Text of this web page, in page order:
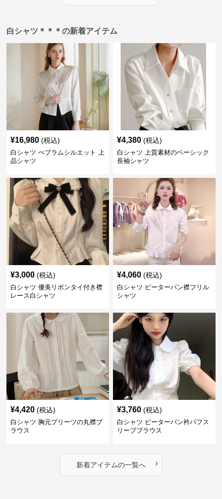
白シャツ＊＊＊の新着アイテム
¥16,980 (税込)
白シャツ ぺプラムシルエット 上
品シャツ
¥4,380 (税込)
白シャツ 上質素材のベーシック
長袖シャツ
¥3,000 (税込)
白シャツ 優美リボンタイ付き襟
レース白シャツ
¥4,060 (税込)
白シャツ ピーターパン襟フリル
シャツ
¥4,420 (税込)
白シャツ 胸元プリーツの丸襟ブ
ラウス
¥3,760 (税込)
白シャツ ピーターパン衿パフス
リーブブラウス
新着アイテムの一覧へ ›